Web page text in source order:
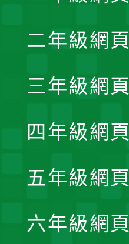
二年級網頁
三年級網頁
四年級網頁
五年級網頁
六年級網頁